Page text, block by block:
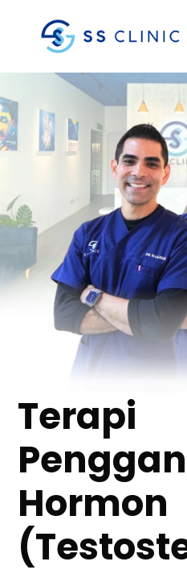
Terapi
Hormon